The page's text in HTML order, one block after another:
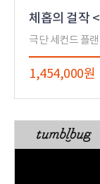
체홉의 걸작
극단 세컨드 플랜
1,454,000원